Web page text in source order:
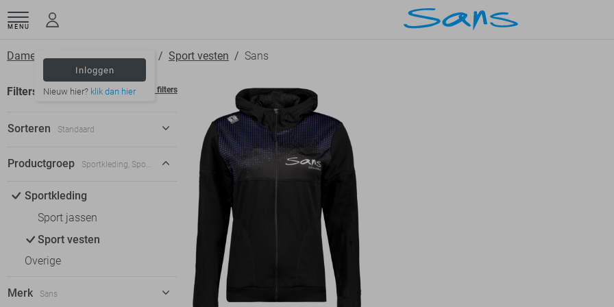
MENU
Inloggen
Nieuw hier? klik dan hier
Dameskleding Sportkleding Sport vesten Sans
Filters Wis filters
Sorteren Standaard
Standaard
€ hoog-laag
Productgroep Sportkleding, Sport vesten
Sportkleding
Sport jassen
Sport vesten
Overige
Merk Sans